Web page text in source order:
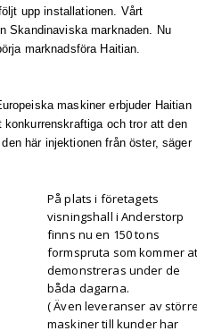
upp installationen. Vårt
Skandinaviska marknaden. Nu
marknadsföra Haitian.
maskiner erbjuder Haitian
och tror att den
här injektionen från öster, säger
På plats i företagets
visningshall i Anderstorp
finns nu en 150 tons
formspruta som kommer
demonstreras under de
båda dagarna.
( Även leveranser av
maskiner till kunder har